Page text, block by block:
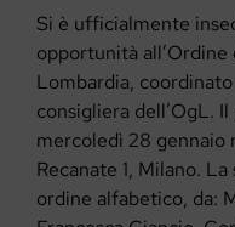
Si è ufficialmente
opportunità
Lombardia,
consigliera dell’OgL.
mercoledì 28 gennaio
Recanate 1, Milano.
ordine alfabetico, da: